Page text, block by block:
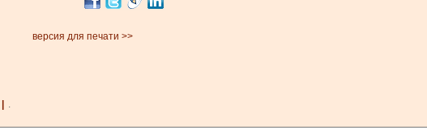
версия для печати >>
.